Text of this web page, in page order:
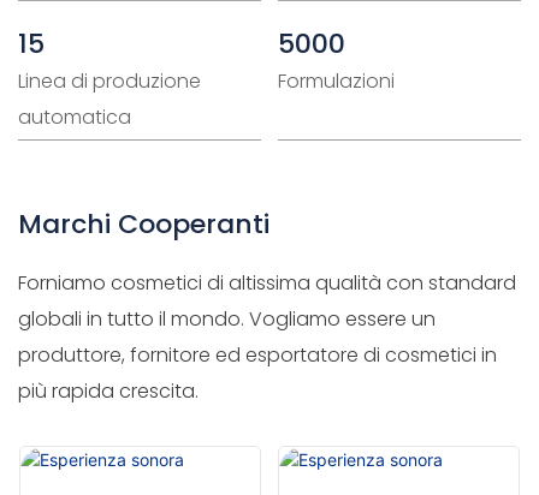
15
Linea di produzione
automatica
5000
Formulazioni
Marchi Cooperanti
Forniamo cosmetici di altissima qualità con standard
globali in tutto il mondo. Vogliamo essere un
produttore, fornitore ed esportatore di cosmetici in
più rapida crescita.